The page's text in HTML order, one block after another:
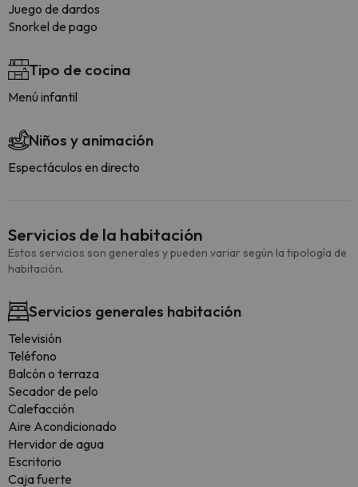
Juego de dardos
Snorkel de pago
Tipo de cocina
Menú infantil
Niños y animación
Espectáculos en directo
Servicios de la habitación
Estos servicios son generales y pueden variar según la tipología de
habitación.
Servicios generales habitación
Televisión
Teléfono
Balcón o terraza
Secador de pelo
Calefacción
Aire Acondicionado
Hervidor de agua
Escritorio
Caja fuerte